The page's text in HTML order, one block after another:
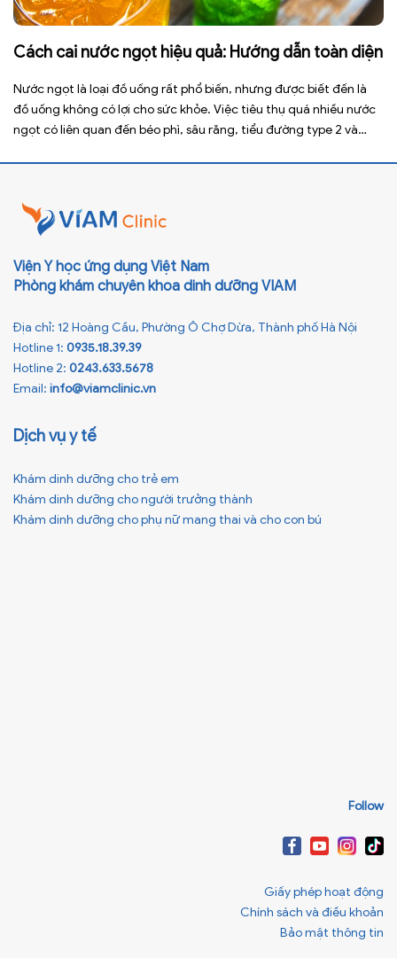
Cách cai nước ngọt hiệu quả: Hướng dẫn toàn diện
Nước ngọt là loại đồ uống rất phổ biến, nhưng được biết đến là
đồ uống không có lợi cho sức khỏe. Việc tiêu thụ quá nhiều nước
ngọt có liên quan đến béo phì, sâu răng, tiểu đường type 2 và
Viện Y học ứng dụng Việt Nam
Phòng khám chuyên khoa dinh dưỡng VIAM
Địa chỉ: 12 Hoàng Cầu, Phường Ô Chợ Dừa, Thành phố Hà Nội
Hotline 1: 0935.18.39.39
Hotline 2: 0243.633.5678
Email: info@viamclinic.vn
Dịch vụ y tế
Khám dinh dưỡng cho trẻ em
Khám dinh dưỡng cho người trưởng thành
Khám dinh dưỡng cho phụ nữ mang thai và cho con bú
Follow
Giấy phép hoạt động
Chính sách và điều khoản
Bảo mật thông tin